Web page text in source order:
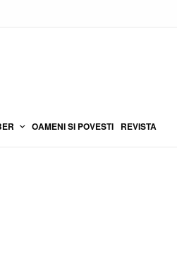
OAMENI SI POVESTI REVISTA